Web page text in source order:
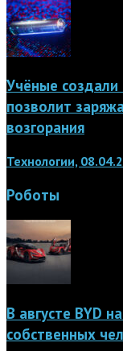
Учёные
позволит
возгорания
Технологии,
Роботы
В августе BYD
собственных